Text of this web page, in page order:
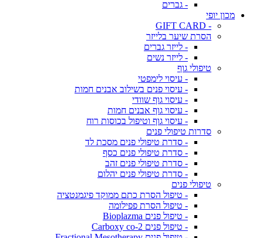
- גברים
מכון יופי
- GIFT CARD
הסרת שיער בלייזר
- לייזר גברים
- לייזר נשים
טיפולי גוף
- עיסוי לימפטי
- עיסוי פנים בשילוב אבנים חמות
- עיסוי גוף שוודי
- עיסוי גוף אבנים חמות
- עיסוי גוף וטיפול בכוסות רוח
סדרות טיפולי פנים
- סדרת טיפולי פנים מסכת לד
- סדרת טיפולי פנים כסף
- סדרת טיפולי פנים זהב
- סדרת טיפולי פנים יהלום
טיפולי פנים
- טיפול הסרת כתם ממוקד פיגמנטציה
- טיפול הסרת פפילומה
- טיפול פנים Bioplazma
- טיפול פנים Carboxy co-2